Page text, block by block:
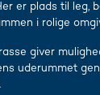
er plads til leg,
i rolige
giver
uderummet